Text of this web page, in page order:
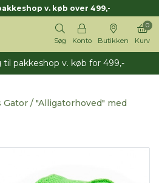
v. køb over 499,-
Søg Konto Butikken Kurv
0
til pakkeshop v. køb for 499,-
/ "Alligatorhoved" med